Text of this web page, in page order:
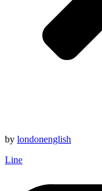
© Copyright
by londonenglish
Line